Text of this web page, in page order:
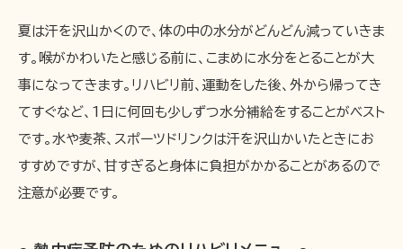
夏は汗を沢山かくので、体の中の水分がどんどん減っていきま
す。喉がかわいたと感じる前に、こまめに水分をとることが大
事になってきます。リハビリ前、運動をした後、外から帰ってき
てすぐなど、1日に何回も少しずつ水分補給をすることがベスト
です。水や麦茶、スポーツドリンクは汗を沢山かいたときにお
すすめですが、甘すぎると身体に負担がかかることがあるので
注意が必要です。